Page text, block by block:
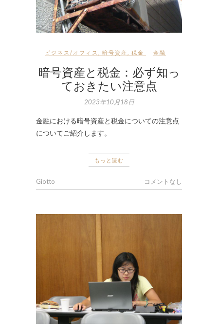
ビジネス/オフィス 暗号資産 税金 金融
暗号資産と税金：必ず知っ
ておきたい注意点
2023年10月18日
金融における暗号資産と税金についての注意点
についてご紹介します。
もっと読む
Giotto コメントなし